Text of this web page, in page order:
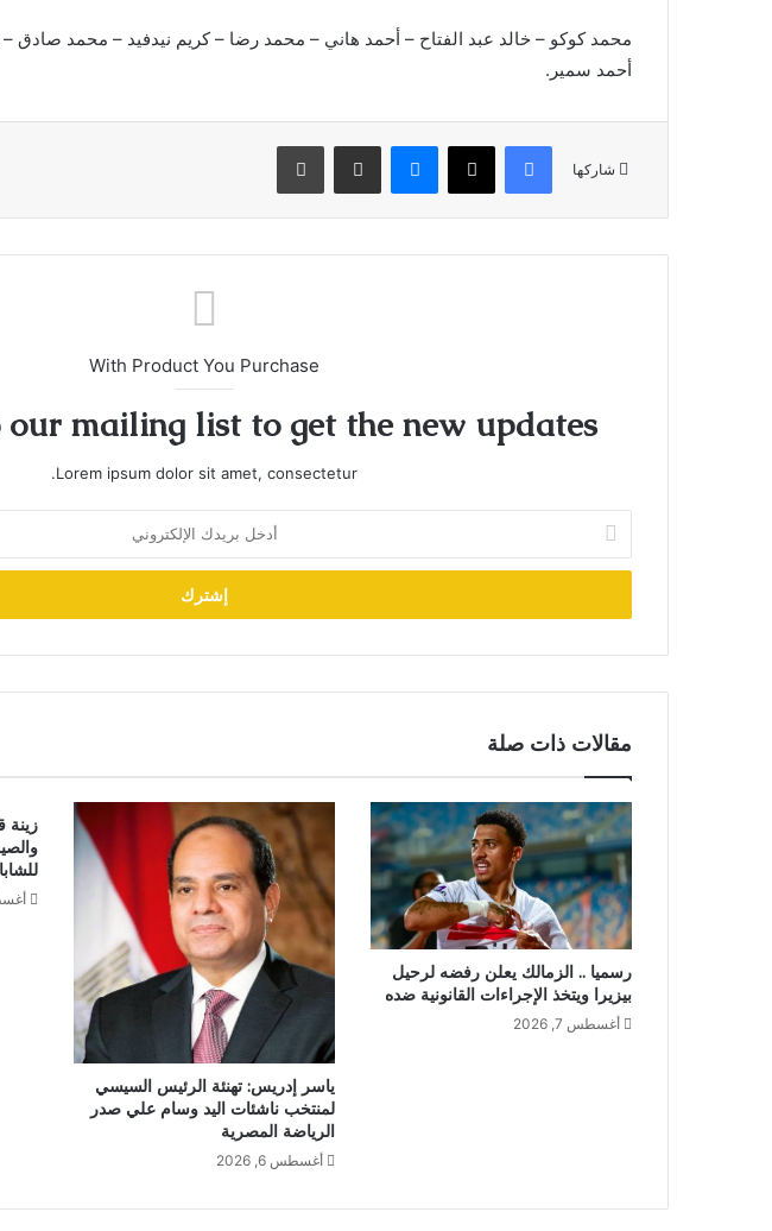
محمد كوكو – خالد عبد الفتاح – أحمد هاني – محمد رضا – كريم نيدفيد – محمد صادق
أحمد سمير.
شاركها
فيسبوك X ماسنجر مشاركة عبر البريد طباعة
With Product You Purchase
our mailing list to get the new updates!
Lorem ipsum dolor sit amet, consectetur.
بريدك
الإلكتروني
مقالات ذات صلة
رسميا .. الزمالك يعلن رفضه لرحيل
بيزيرا ويتخذ الإجراءات القانونية ضده
أغسطس 7, 2026
ياسر إدريس: تهنئة الرئيس السيسي
لمنتخب ناشئات اليد وسام علي صدر
الرياضة المصرية
أغسطس 6, 2026
أغسطس